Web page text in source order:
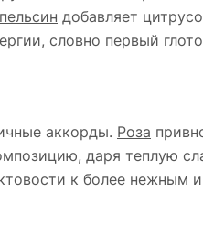
добавляет
словно первый
аккорды. Роза
даря теплую
к более нежным